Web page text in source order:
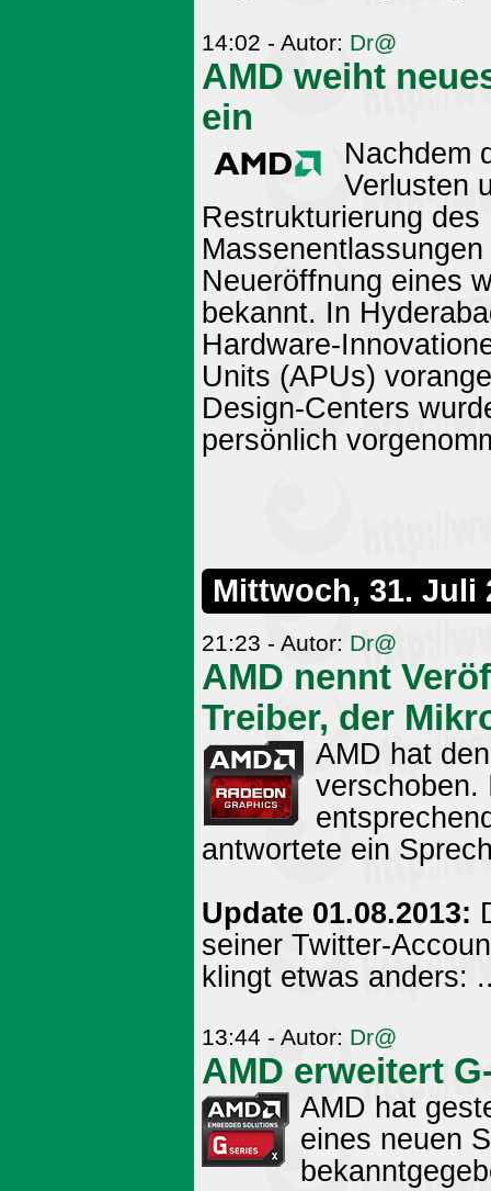
14:02 - Autor: Dr@
AMD weiht
ein
Nachdem
Verlusten
Restrukturierung
Neueröffnung eines
bekannt. In
Hardware-
Units (APUs)
Design-Centers
persönlich
Mittwoch, 31. Juli
21:23 - Autor: Dr@
AMD nennt
Treiber, der
AMD hat
verschoben.
antwortete ein
Update 01.08.2013:
seiner Twitter-
klingt etwas anders:
13:44 - Autor: Dr@
AMD erweitert
AMD hat
eines neuen